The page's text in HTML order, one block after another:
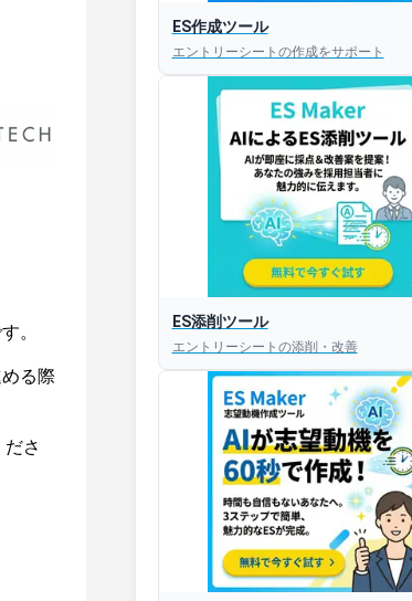
。
る際
さ
ES作成ツール
エントリーシートの作成をサポート
ES添削ツール
エントリーシートの添削・改善